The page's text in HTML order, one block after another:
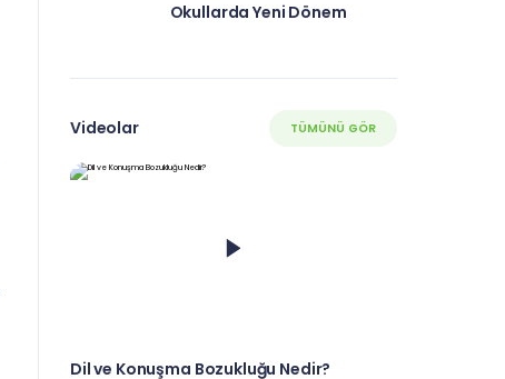
Okullarda Yeni Dönem
Videolar TÜMÜNÜ GÖR
Dil ve Konuşma Bozukluğu Nedir?